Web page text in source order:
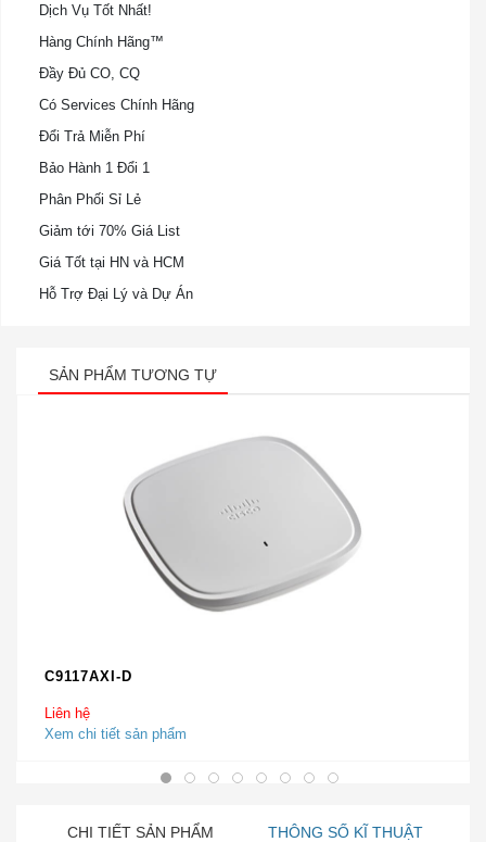
Dịch Vụ Tốt Nhất!
Hàng Chính Hãng™
Đầy Đủ CO, CQ
Có Services Chính Hãng
Đổi Trả Miễn Phí
Bảo Hành 1 Đổi 1
Phân Phối Sỉ Lẻ
Giảm tới 70% Giá List
Giá Tốt tại HN và HCM
Hỗ Trợ Đại Lý và Dự Án
SẢN PHẨM TƯƠNG TỰ
C9117AXI-D
Liên hệ
Xem chi tiết sản phẩm
CHI TIẾT SẢN PHẨM THÔNG SỐ KĨ THUẬT